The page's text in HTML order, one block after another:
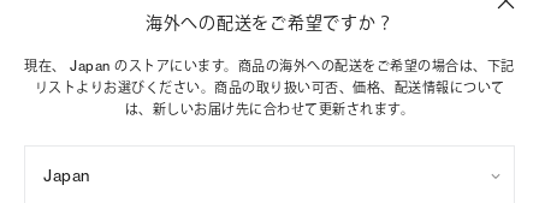
トリー バーチ財団は、女性起業家が持続可能な企業を築
くことを支援しています。
海外への配送をご希望ですか？
現在、 Japan のストアにいます。商品の海外への配送をご希望の場合は、下記
リストよりお選びください。商品の取り扱い可否、価格、配送情報について
は、新しいお届け先に合わせて更新されます。
Japan